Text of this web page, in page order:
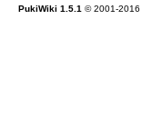
PukiWiki 1.5.1 © 2001-2016